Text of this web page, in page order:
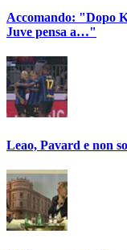
Accomando: "Dopo
Juve pensa a…"
Leao, Pavard e non